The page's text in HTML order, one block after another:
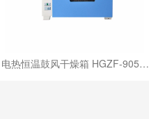
电热恒温鼓风干燥箱 HGZF-905…